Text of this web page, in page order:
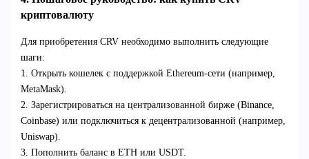
криптовалюту
Для приобретения CRV необходимо выполнить следующие
шаги:
1. Открыть кошелек с поддержкой Ethereum-сети (например,
MetaMask).
2. Зарегистрироваться на централизованной бирже (Binance,
Coinbase) или подключиться к децентрализованной (например,
Uniswap).
3. Пополнить баланс в ETH или USDT.